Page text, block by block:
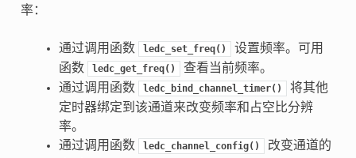
率：
通过调用函数 ledc_set_freq()
设置频率。可用
函数
ledc_get_freq()
查看当前频率。
通过调用函数
ledc_bind_channel_timer()
将其他
定时器绑定到该通道来改变频率和占空比分辨
率。
通过调用函数
ledc_channel_config()
改变通道的